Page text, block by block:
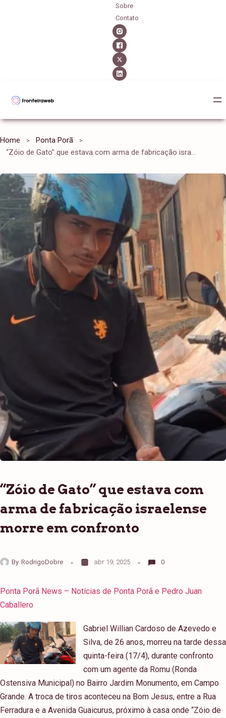
Sobre
Contato
Home
Ponta Porã
“Zóio de Gato” que estava com arma de fabricação israelense morre em confronto
“Zóio de Gato” que estava com
arma de fabricação israelense
morre em confronto
By RodrigoDobre abr 19, 2025 0
Ponta Porã News – Notícias de Ponta Porã e Pedro Juan
Caballero
Gabriel Willian Cardoso de Azevedo e
Silva, de 26 anos, morreu na tarde dessa
quinta-feira (17/4), durante confronto
com um agente da Romu (Ronda
Ostensiva Municipal) no Bairro Jardim Monumento, em Campo
Grande. A troca de tiros aconteceu na Bom Jesus, entre a Rua
Ferradura e a Avenida Guaicurus, próximo à casa onde “Zóio de